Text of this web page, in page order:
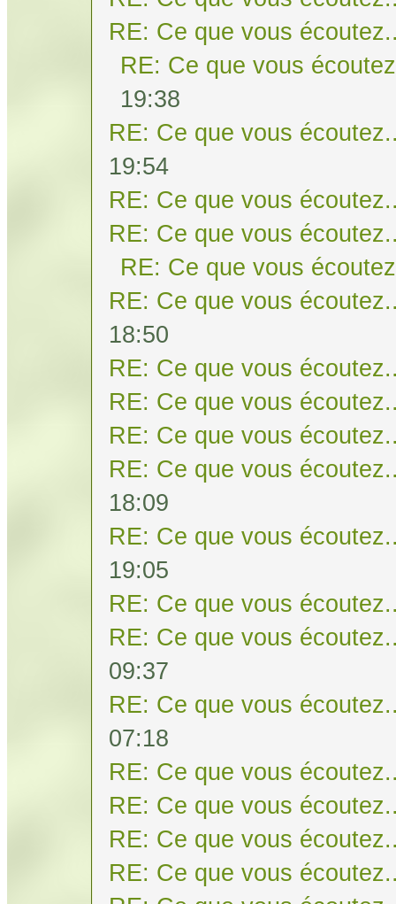
RE: Ce que vous
RE: Ce que vous
19:38
RE: Ce que vous
19:54
RE: Ce que vous
RE: Ce que vous
RE: Ce que vous
RE: Ce que vous
18:50
RE: Ce que vous
RE: Ce que vous
RE: Ce que vous
RE: Ce que vous
18:09
RE: Ce que vous
19:05
RE: Ce que vous
RE: Ce que vous
09:37
RE: Ce que vous
07:18
RE: Ce que vous
RE: Ce que vous
RE: Ce que vous
RE: Ce que vous